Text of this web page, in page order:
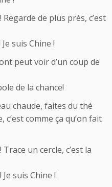
de plus près, c’est
suis Chine !
peut voir d’un coup de
de la chance!
chaude, faites du thé
c’est comme ça qu’on fait
un cercle, c’est la
suis Chine !